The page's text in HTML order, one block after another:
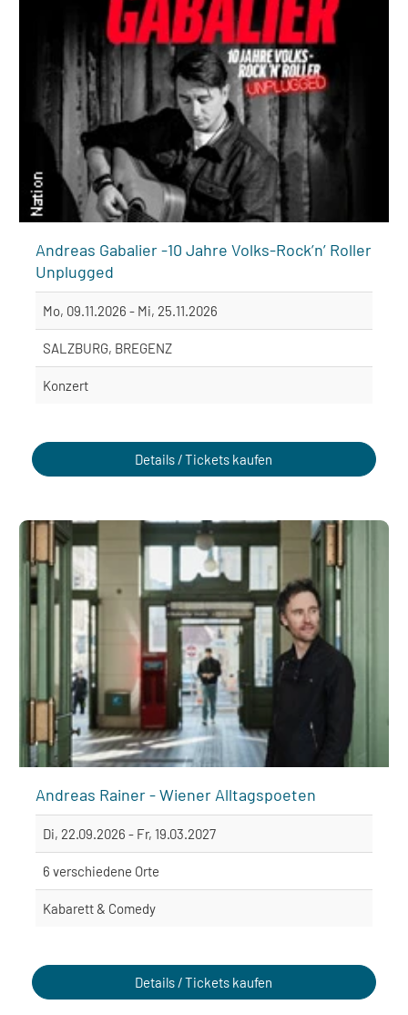
Andreas Gabalier -10 Jahre Volks-Rock’n’ Roller
Unplugged
Mo, 09.11.2026 - Mi, 25.11.2026
SALZBURG, BREGENZ
Konzert
Details / Tickets kaufen
Andreas Rainer - Wiener Alltagspoeten
Di, 22.09.2026 - Fr, 19.03.2027
6 verschiedene Orte
Kabarett & Comedy
Details / Tickets kaufen